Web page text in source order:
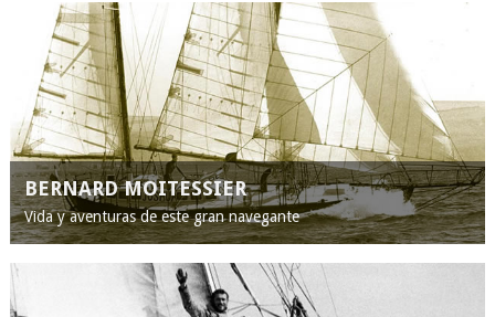
BERNARD MOITESSIER
Vida y aventuras de este gran navegante